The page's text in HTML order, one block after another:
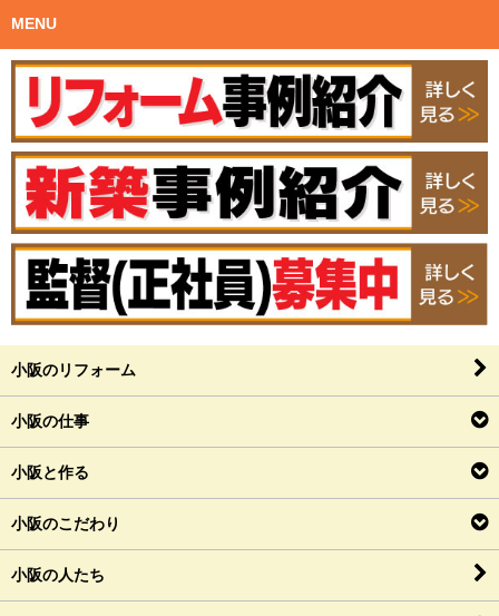
MENU
小阪のリフォーム
小阪の仕事
小阪と作る
小阪のこだわり
小阪の人たち